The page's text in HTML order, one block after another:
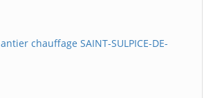
chauffage SAINT-SULPICE-DE-